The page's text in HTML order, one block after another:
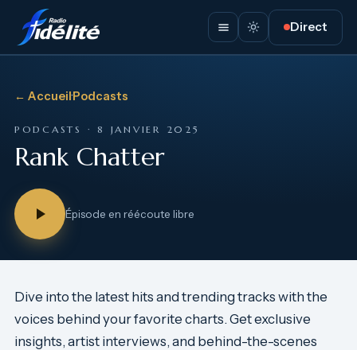
Direct
← Accueil·Podcasts
PODCASTS · 8 JANVIER 2025
Rank Chatter
Épisode en réécoute libre
Dive into the latest hits and trending tracks with the
voices behind your favorite charts. Get exclusive
insights, artist interviews, and behind-the-scenes